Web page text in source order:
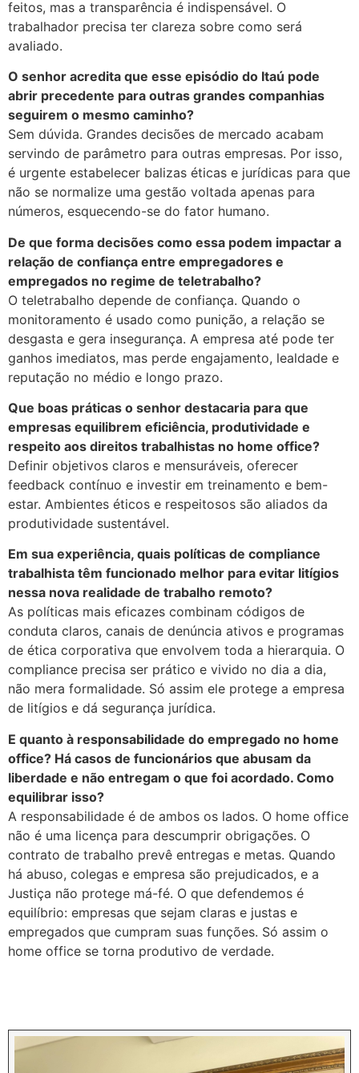
feitos, mas a transparência é indispensável. O
trabalhador precisa ter clareza sobre como será
avaliado.
O senhor acredita que esse episódio do Itaú pode
abrir precedente para outras grandes companhias
seguirem o mesmo caminho?
Sem dúvida. Grandes decisões de mercado acabam
servindo de parâmetro para outras empresas. Por isso,
é urgente estabelecer balizas éticas e jurídicas para que
não se normalize uma gestão voltada apenas para
números, esquecendo-se do fator humano.
De que forma decisões como essa podem impactar a
relação de confiança entre empregadores e
empregados no regime de teletrabalho?
O teletrabalho depende de confiança. Quando o
monitoramento é usado como punição, a relação se
desgasta e gera insegurança. A empresa até pode ter
ganhos imediatos, mas perde engajamento, lealdade e
reputação no médio e longo prazo.
Que boas práticas o senhor destacaria para que
empresas equilibrem eficiência, produtividade e
respeito aos direitos trabalhistas no home office?
Definir objetivos claros e mensuráveis, oferecer
feedback contínuo e investir em treinamento e bem-
estar. Ambientes éticos e respeitosos são aliados da
produtividade sustentável.
Em sua experiência, quais políticas de compliance
trabalhista têm funcionado melhor para evitar litígios
nessa nova realidade de trabalho remoto?
As políticas mais eficazes combinam códigos de
conduta claros, canais de denúncia ativos e programas
de ética corporativa que envolvem toda a hierarquia. O
compliance precisa ser prático e vivido no dia a dia,
não mera formalidade. Só assim ele protege a empresa
de litígios e dá segurança jurídica.
E quanto à responsabilidade do empregado no home
office? Há casos de funcionários que abusam da
liberdade e não entregam o que foi acordado. Como
equilibrar isso?
A responsabilidade é de ambos os lados. O home office
não é uma licença para descumprir obrigações. O
contrato de trabalho prevê entregas e metas. Quando
há abuso, colegas e empresa são prejudicados, e a
Justiça não protege má-fé. O que defendemos é
equilíbrio: empresas que sejam claras e justas e
empregados que cumpram suas funções. Só assim o
home office se torna produtivo de verdade.